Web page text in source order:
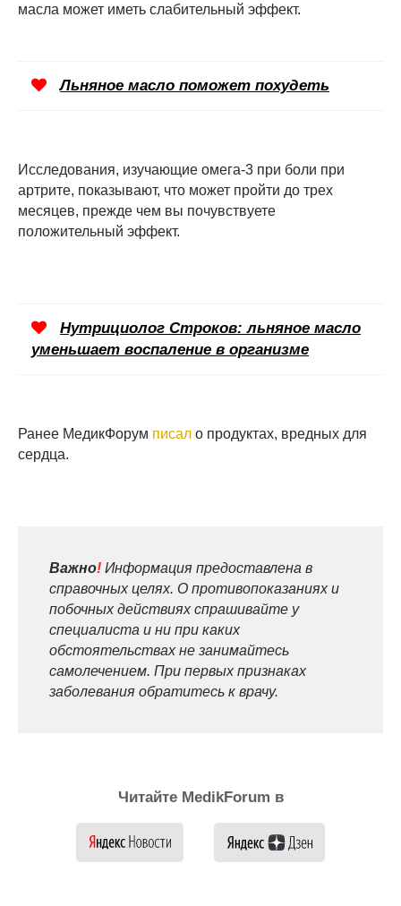
масла может иметь слабительный эффект.
Льняное масло поможет похудеть
Исследования, изучающие омега-3 при боли при
артрите, показывают, что может пройти до трех
месяцев, прежде чем вы почувствуете
положительный эффект.
Нутрициолог Строков: льняное масло
уменьшает воспаление в организме
Ранее МедикФорум писал о продуктах, вредных для
сердца.
Важно! Информация предоставлена в
справочных целях. О противопоказаниях и
побочных действиях спрашивайте у
специалиста и ни при каких
обстоятельствах не занимайтесь
самолечением. При первых признаках
заболевания обратитесь к врачу.
Читайте MedikForum в